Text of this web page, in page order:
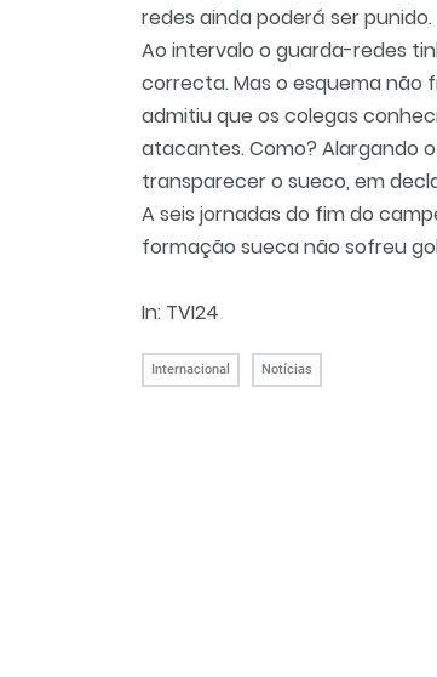
redes ainda poderá ser punido.
Ao intervalo o guarda-redes
correcta. Mas o esquema não
admitiu que os colegas
atacantes. Como? Alargando
transparecer o sueco, em
A seis jornadas do fim do
formação sueca não sofreu
In: TVI24
Internacional Notícias